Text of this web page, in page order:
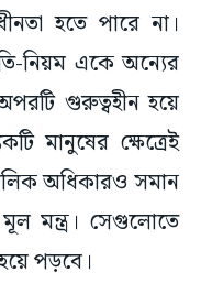
হতে পারে না।
নিয়ম একে অন্যের
গুরুত্বহীন হয়ে
মানুষের ক্ষেত্রেই
অধিকারও সমান
মন্ত্র। সেগুলোতে
পড়বে।